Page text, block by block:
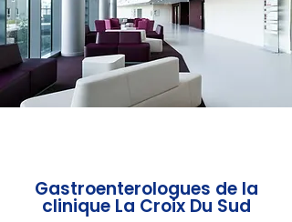
Gastroenterologues de la
clinique La Croix Du Sud